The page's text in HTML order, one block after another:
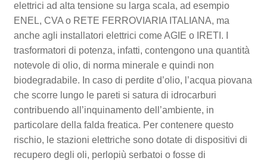
elettrici ad alta tensione su larga scala, ad esempio
ENEL, CVA o RETE FERROVIARIA ITALIANA, ma
anche agli installatori elettrici come AGIE o IRETI. I
trasformatori di potenza, infatti, contengono una quantità
notevole di olio, di norma minerale e quindi non
biodegradabile. In caso di perdite d’olio, l’acqua piovana
che scorre lungo le pareti si satura di idrocarburi
contribuendo all’inquinamento dell’ambiente, in
particolare della falda freatica. Per contenere questo
rischio, le stazioni elettriche sono dotate di dispositivi di
recupero degli oli, perlopiù serbatoi o fosse di